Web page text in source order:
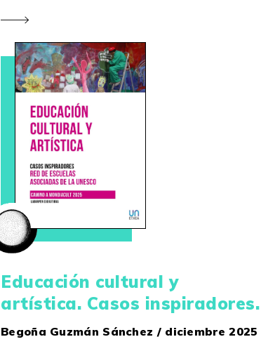
Educación cultural y
artística. Casos inspiradores.
Begoña Guzmán Sánchez / diciembre 2025